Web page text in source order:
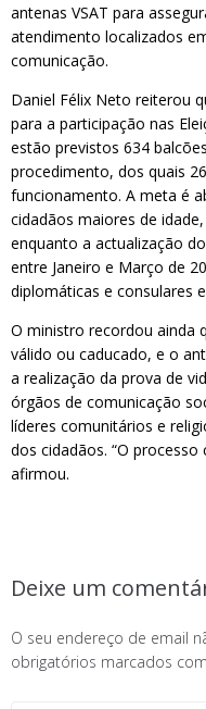
antenas VSAT para
atendimento localizados
comunicação.
Daniel Félix Neto reiterou
para a participação nas
estão previstos 634
procedimento, dos quais
funcionamento. A meta é
cidadãos maiores de
enquanto a actualização
entre Janeiro e Março de
diplomáticas e consulares
O ministro recordou ainda
válido ou caducado, e o
a realização da prova de
órgãos de comunicação
líderes comunitários e
dos cidadãos. “O
afirmou.
Deixe um
O seu endereço de email
obrigatórios marcados com